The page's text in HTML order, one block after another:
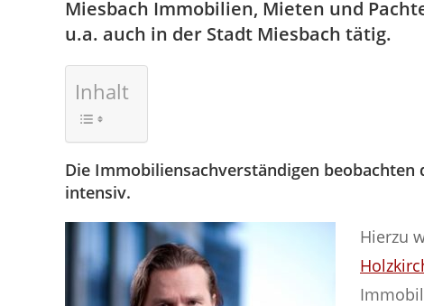
Miesbach Immobilien, Mieten und
u.a. auch in der Stadt Miesbach tätig.
Inhalt
Die Immobiliensachverständigen
intensiv.
Hierzu